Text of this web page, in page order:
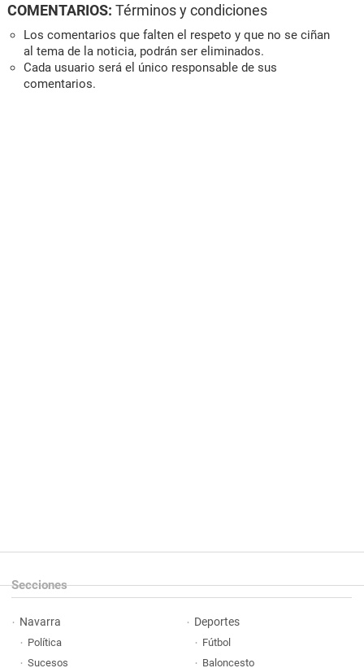
COMENTARIOS: Términos y condiciones
Los comentarios que falten el respeto y que no se ciñan
al tema de la noticia, podrán ser eliminados.
Cada usuario será el único responsable de sus
comentarios.
Secciones
Navarra
Política
Sucesos
Deportes
Fútbol
Baloncesto